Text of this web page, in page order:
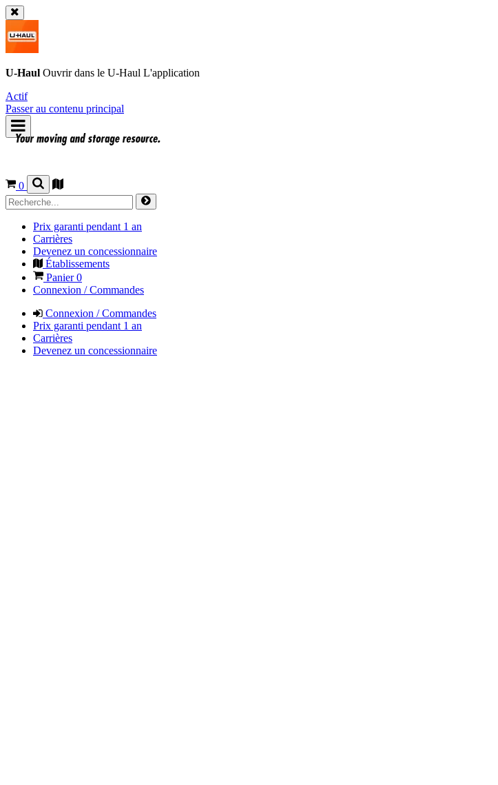
U-Haul Ouvrir dans le U-Haul L'application
Actif
Passer au contenu principal
0
Prix garanti pendant 1 an
Carrières
Devenez un concessionnaire
Établissements
Panier0
Connexion / Commandes
Connexion / Commandes
Prix garanti pendant 1 an
Carrières
Devenez un concessionnaire